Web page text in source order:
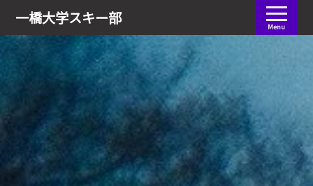
一橋大学スキー部 Menu
会員ログイン